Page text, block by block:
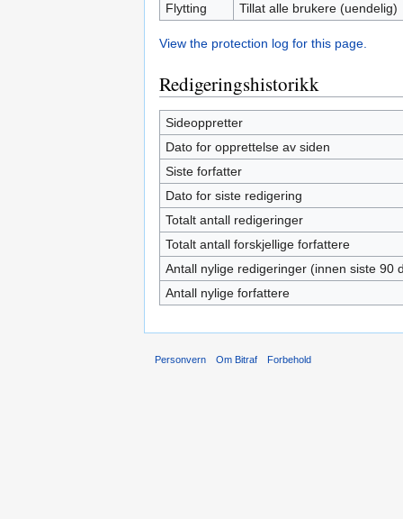
Flytting
Tillat alle brukere (uendelig)
View the protection log for this page.
Redigeringshistorikk
Sideoppretter
Dato for opprettelse av siden
Siste forfatter
Dato for siste redigering
Totalt antall redigeringer
Totalt antall forskjellige forfattere
Antall nylige redigeringer (innen siste 90
Antall nylige forfattere
Personvern Om Bitraf Forbehold